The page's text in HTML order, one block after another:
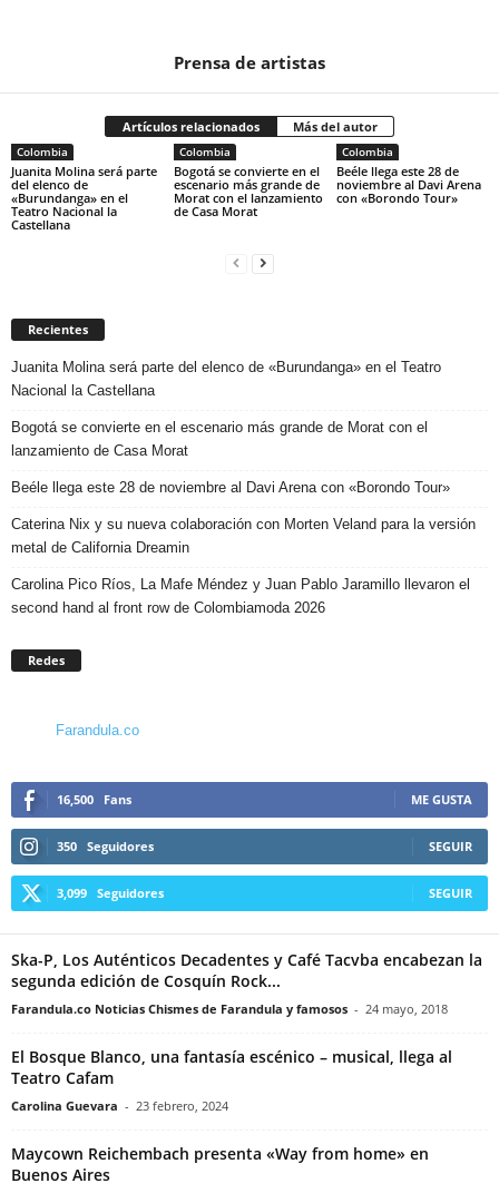
Prensa de artistas
Artículos relacionados Más del autor
Colombia
Juanita Molina será parte
del elenco de
«Burundanga» en el
Teatro Nacional la
Castellana
Colombia
Bogotá se convierte en el
escenario más grande de
Morat con el lanzamiento
de Casa Morat
Colombia
Beéle llega este 28 de
noviembre al Davi Arena
con «Borondo Tour»
Recientes
Juanita Molina será parte del elenco de «Burundanga» en el Teatro
Nacional la Castellana
Bogotá se convierte en el escenario más grande de Morat con el
lanzamiento de Casa Morat
Beéle llega este 28 de noviembre al Davi Arena con «Borondo Tour»
Caterina Nix y su nueva colaboración con Morten Veland para la versión
metal de California Dreamin
Carolina Pico Ríos, La Mafe Méndez y Juan Pablo Jaramillo llevaron el
second hand al front row de Colombiamoda 2026
Redes
Farandula.co
16,500 Fans ME GUSTA
350 Seguidores SEGUIR
3,099 Seguidores SEGUIR
Ska-P, Los Auténticos Decadentes y Café Tacvba encabezan la
segunda edición de Cosquín Rock...
Farandula.co Noticias Chismes de Farandula y famosos - 24 mayo, 2018
El Bosque Blanco, una fantasía escénico – musical, llega al
Teatro Cafam
Carolina Guevara - 23 febrero, 2024
Maycown Reichembach presenta «Way from home» en
Buenos Aires